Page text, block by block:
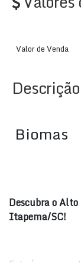
Valor de Venda
Biomas
Descubra o
Itapema/SC!